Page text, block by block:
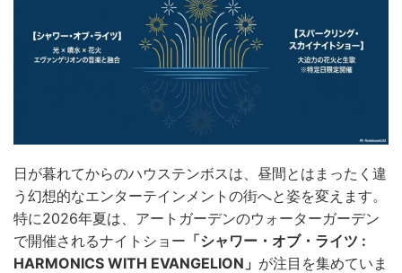
日が暮れてからのハウステンボスは、昼間とはまったく違
う幻想的なエンターテインメントの街へと姿を変えます。
特に2026年夏は、アートガーデンのウォーターガーデン
で開催されるナイトショー 「シャワー・オブ・ライツ :
HARMONICS WITH EVANGELION」 が注目を集めていま